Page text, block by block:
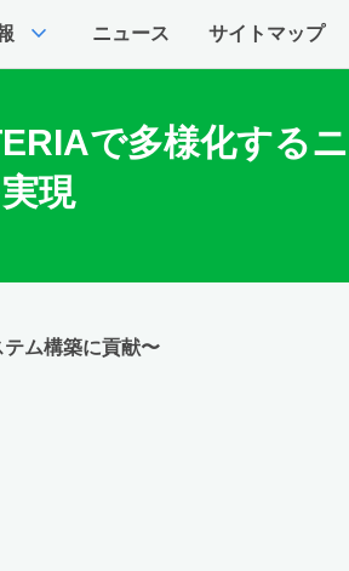
expand_more ニュース サイトマップ
で多様化する
現
ム構築に貢献〜